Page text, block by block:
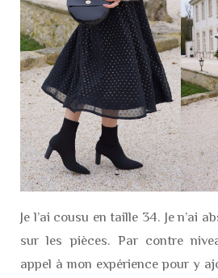
Je l’ai cousu en taille 34. Je n’ai
sur les pièces. Par contre
appel à mon expérience pour y